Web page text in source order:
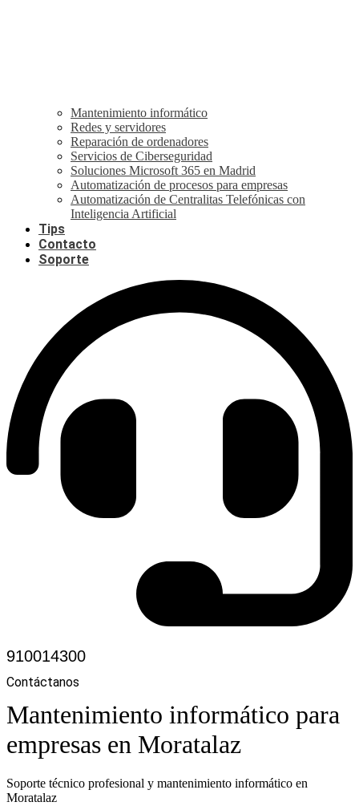
Mantenimiento informático
Redes y servidores
Reparación de ordenadores
Servicios de Ciberseguridad
Soluciones Microsoft 365 en Madrid
Automatización de procesos para empresas
Automatización de Centralitas Telefónicas con
Inteligencia Artificial
Tips
Contacto
Soporte
910014300
Contáctanos
Mantenimiento informático para
empresas en Moratalaz
Soporte técnico profesional y mantenimiento informático en
Moratalaz